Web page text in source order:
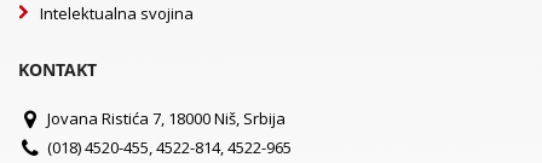
Intelektualna svojina
KONTAKT
Jovana Ristića 7, 18000 Niš, Srbija
(018) 4520-455, 4522-814, 4522-965